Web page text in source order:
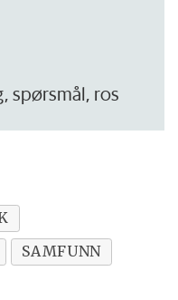
spørsmål, ros
vi bør skrive
SAMFUNN